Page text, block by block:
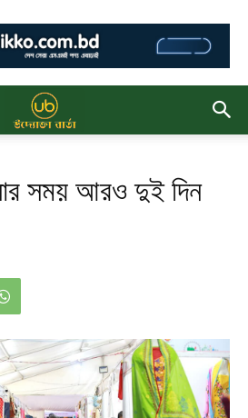
সময় আরও দুই দিন